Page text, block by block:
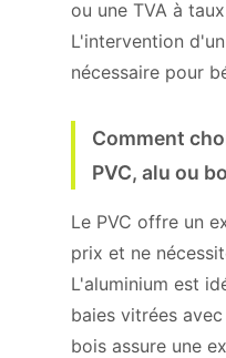
ou une TVA à
L'intervention d'un
nécessaire pour
Comment
PVC, alu ou
Le PVC offre un
prix et ne
L'aluminium est
baies vitrées
bois assure une